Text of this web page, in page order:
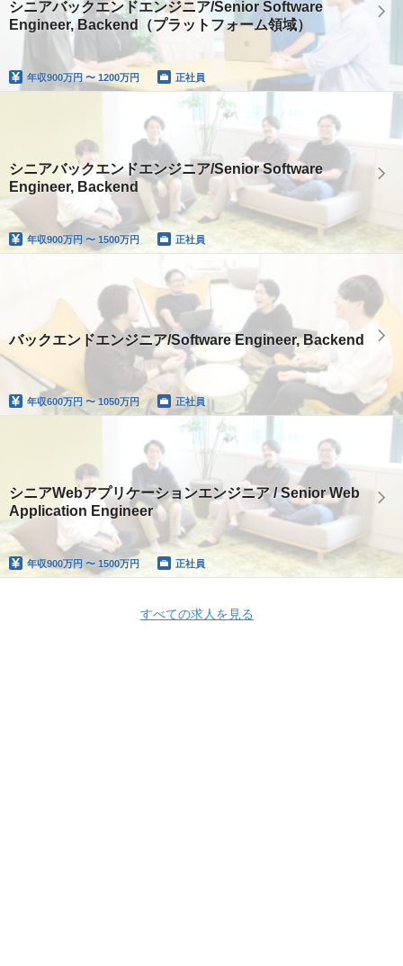
シニアバックエンドエンジニア/Senior Software
Engineer, Backend（プラットフォーム領域）
年収900万円 〜 1200万円 正社員
シニアバックエンドエンジニア/Senior Software
Engineer, Backend
年収900万円 〜 1500万円 正社員
バックエンドエンジニア/Software Engineer, Backend
年収600万円 〜 1050万円 正社員
シニアWebアプリケーションエンジニア / Senior Web
Application Engineer
年収900万円 〜 1500万円 正社員
すべての求人を見る